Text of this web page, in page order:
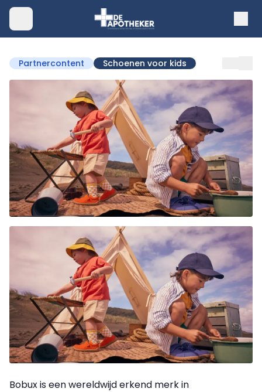
Partnercontent Schoenen voor kids
Bobux is een wereldwijd erkend merk in